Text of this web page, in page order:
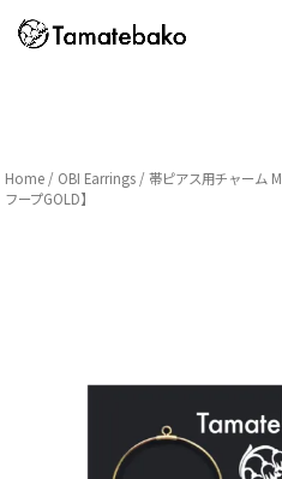
Home / OBI Earrings /帯ピアス用チャーム M
フープGOLD】